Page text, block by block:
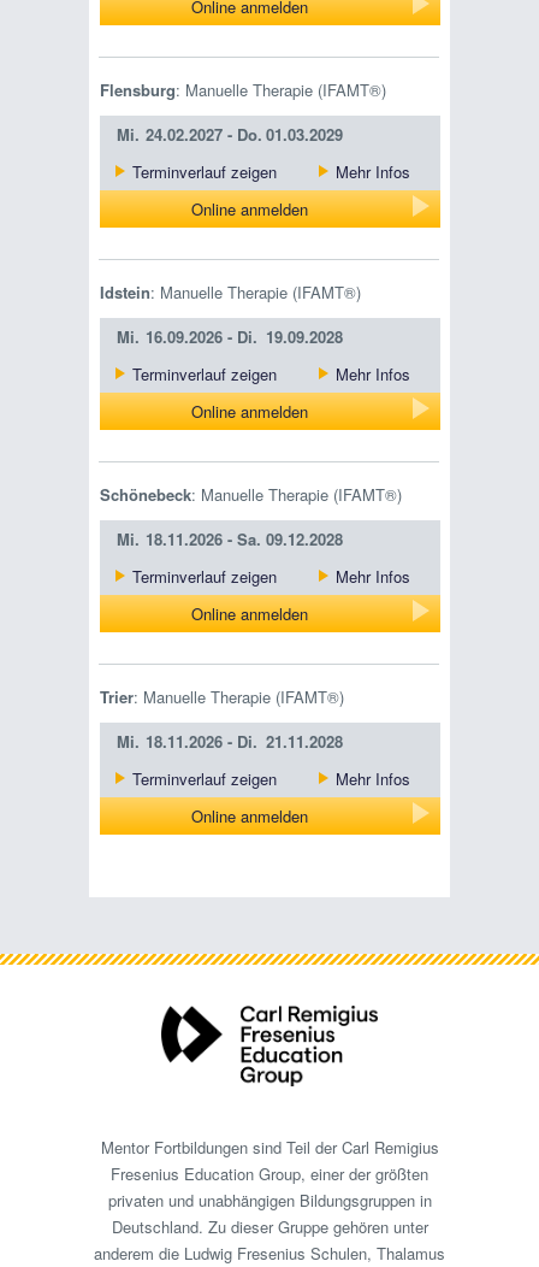
Online anmelden
Flensburg: Manuelle Therapie (IFAMT®)
Mi. 24.02.2027 - Do. 01.03.2029
Terminverlauf zeigen
Mehr Infos
Online anmelden
Idstein: Manuelle Therapie (IFAMT®)
Mi. 16.09.2026 - Di. 19.09.2028
Terminverlauf zeigen
Mehr Infos
Online anmelden
Schönebeck: Manuelle Therapie (IFAMT®)
Mi. 18.11.2026 - Sa. 09.12.2028
Terminverlauf zeigen
Mehr Infos
Online anmelden
Trier: Manuelle Therapie (IFAMT®)
Mi. 18.11.2026 - Di. 21.11.2028
Terminverlauf zeigen
Mehr Infos
Online anmelden
Mentor Fortbildungen sind Teil der Carl Remigius
Fresenius Education Group, einer der größten
privaten und unabhängigen Bildungsgruppen in
Deutschland. Zu dieser Gruppe gehören unter
anderem die Ludwig Fresenius Schulen, Thalamus